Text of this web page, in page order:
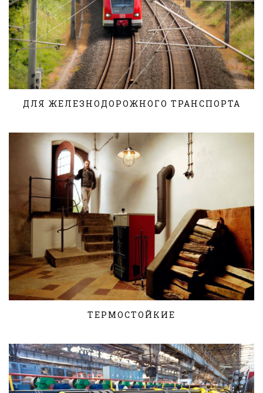
ДЛЯ ЖЕЛЕЗНОДОРОЖНОГО ТРАНСПОРТА
ТЕРМОСТОЙКИЕ